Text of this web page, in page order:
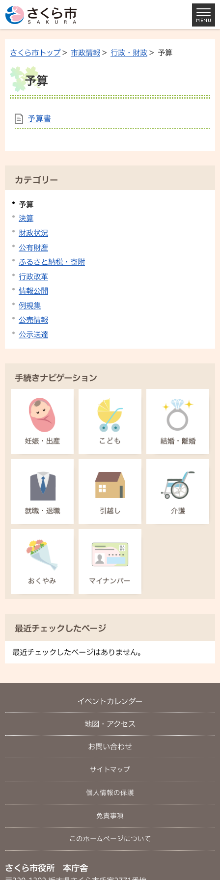
さくら市トップ> 市政情報 > 行政・財政 > 予算
予算
予算書
カテゴリー
予算
決算
財政状況
公有財産
ふるさと納税・寄附
行政改革
情報公開
例規集
公売情報
公示送達
手続きナビゲーション
最近チェックしたページ
最近チェックしたページはありません。
イベントカレンダー
地図・アクセス
お問い合わせ
サイトマップ
個人情報の保護
免責事項
このホームページについて
さくら市役所 本庁舎